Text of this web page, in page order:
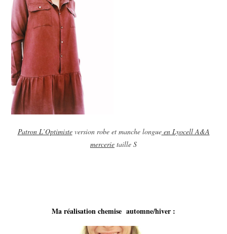
Patron L’Optimisteversion robe et manche longueen Lyocell A&A
mercerie taille S
Ma réalisation chemise automne/hiver :